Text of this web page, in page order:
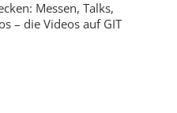
Messen, Talks,
– die Videos auf GIT
APX 400 Overall: Extreme
Aktivität ohne